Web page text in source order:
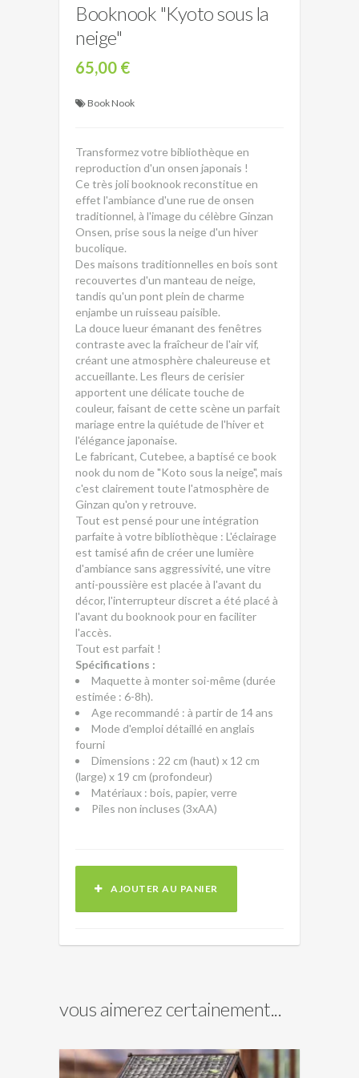
Booknook "Kyoto sous la
neige"
65,00 €
Book Nook
Transformez votre bibliothèque en
reproduction d'un onsen japonais !
Ce très joli booknook reconstitue en
effet l'ambiance d'une rue de onsen
traditionnel, à l'image du célèbre Ginzan
Onsen, prise sous la neige d'un hiver
bucolique.
Des maisons traditionnelles en bois sont
recouvertes d'un manteau de neige,
tandis qu'un pont plein de charme
enjambe un ruisseau paisible.
La douce lueur émanant des fenêtres
contraste avec la fraîcheur de l'air vif,
créant une atmosphère chaleureuse et
accueillante. Les fleurs de cerisier
apportent une délicate touche de
couleur, faisant de cette scène un parfait
mariage entre la quiétude de l'hiver et
l'élégance japonaise.
Le fabricant, Cutebee, a baptisé ce book
nook du nom de "Koto sous la neige", mais
c'est clairement toute l'atmosphère de
Ginzan qu'on y retrouve.
Tout est pensé pour une intégration
parfaite à votre bibliothèque : L'éclairage
est tamisé afin de créer une lumière
d'ambiance sans aggressivité, une vitre
anti-poussière est placée à l'avant du
décor, l'interrupteur discret a été placé à
l'avant du booknook pour en faciliter
l'accès.
Tout est parfait !
Spécifications :
Maquette à monter soi-même (durée
estimée : 6-8h).
Age recommandé : à partir de 14 ans
Mode d'emploi détaillé en anglais
fourni
Dimensions : 22 cm (haut) x 12 cm
(large) x 19 cm (profondeur)
Matériaux : bois, papier, verre
Piles non incluses (3xAA)
AJOUTER AU PANIER
vous aimerez certainement...